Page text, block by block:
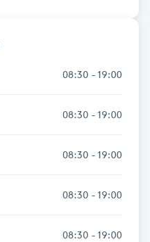
08:30 - 19:00
08:30 - 19:00
08:30 - 19:00
08:30 - 19:00
08:30 - 19:00